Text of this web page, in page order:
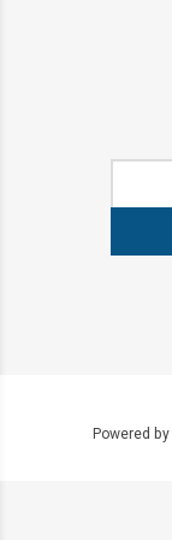
Powered by